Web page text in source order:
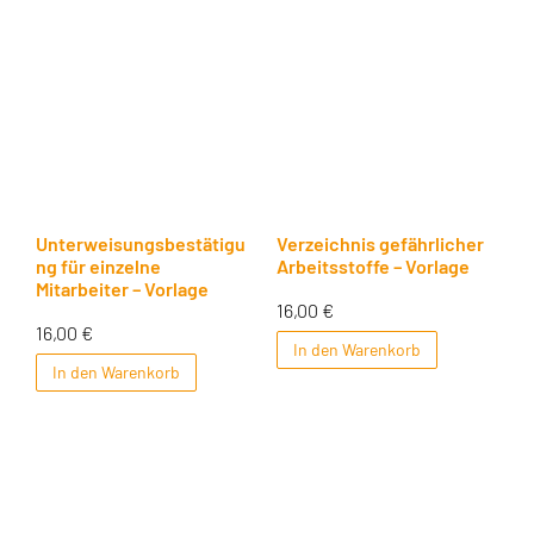
Unterweisungsbestätigu
ng für einzelne
Mitarbeiter – Vorlage
16,00 €
In den Warenkorb
Verzeichnis gefährlicher
Arbeitsstoffe – Vorlage
16,00 €
In den Warenkorb